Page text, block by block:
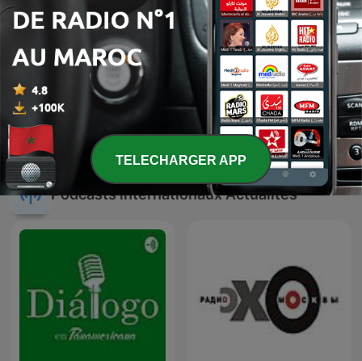
L'œil de Philippe
Caverivière
Kecy a politika
Podcasts internationaux Actualités
TELECHARGER APP